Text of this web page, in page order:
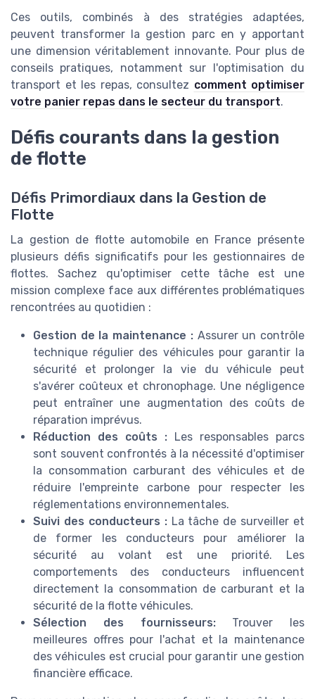
Ces outils, combinés à des stratégies adaptées,
peuvent transformer la gestion parc en y apportant
une dimension véritablement innovante. Pour plus de
conseils pratiques, notamment sur l'optimisation du
transport et les repas, consultez comment optimiser
votre panier repas dans le secteur du transport.
Défis courants dans la gestion
de flotte
Défis Primordiaux dans la Gestion de
Flotte
La gestion de flotte automobile en France présente
plusieurs défis significatifs pour les gestionnaires de
flottes. Sachez qu'optimiser cette tâche est une
mission complexe face aux différentes problématiques
rencontrées au quotidien :
Gestion de la maintenance :Assurer un contrôle
technique régulier des véhicules pour garantir la
sécurité et prolonger la vie du véhicule peut
s'avérer coûteux et chronophage. Une négligence
peut entraîner une augmentation des coûts de
réparation imprévus.
Réduction des coûts : Les responsables parcs
sont souvent confrontés à la nécessité d'optimiser
la consommation carburant des véhicules et de
réduire l'empreinte carbone pour respecter les
réglementations environnementales.
Suivi des conducteurs :La tâche de surveiller et
de former les conducteurs pour améliorer la
sécurité au volant est une priorité. Les
comportements des conducteurs influencent
directement la consommation de carburant et la
sécurité de la flotte véhicules.
Sélection des fournisseurs:Trouver les
meilleures offres pour l'achat et la maintenance
des véhicules est crucial pour garantir une gestion
financière efficace.